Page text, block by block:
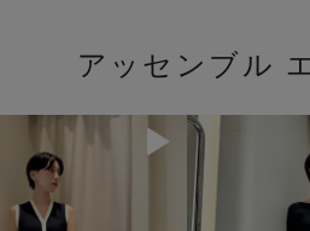
アッセンブル